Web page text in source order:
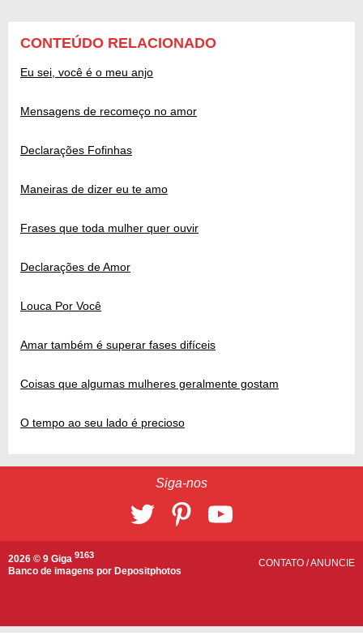
CONTEÚDO RELACIONADO
Eu sei, você é o meu anjo
Mensagens de recomeço no amor
Declarações Fofinhas
Maneiras de dizer eu te amo
Frases que toda mulher quer ouvir
Declarações de Amor
Louca Por Você
Amar também é superar fases difíceis
Coisas que algumas mulheres geralmente gostam
O tempo ao seu lado é precioso
Siga-nos
2026 © 9 Giga 9163
Banco de imagens por Depositphotos
CONTATO /ANUNCIE